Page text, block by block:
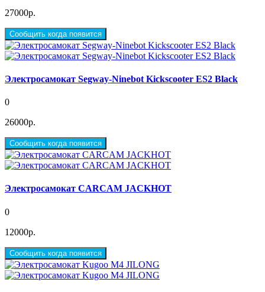
27000р.
Сообщить когда появится
Электросамокат Segway-Ninebot Kickscooter ES2 Black
0
26000р.
Сообщить когда появится
Электросамокат CARCAM JACKHOT
0
12000р.
Сообщить когда появится